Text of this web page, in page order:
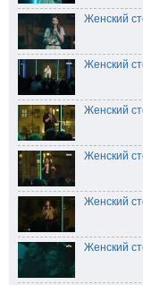
Женский
Женский
Женский
Женский
Женский
Женский